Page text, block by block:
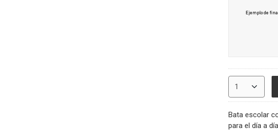
Bata escolar
para el día a